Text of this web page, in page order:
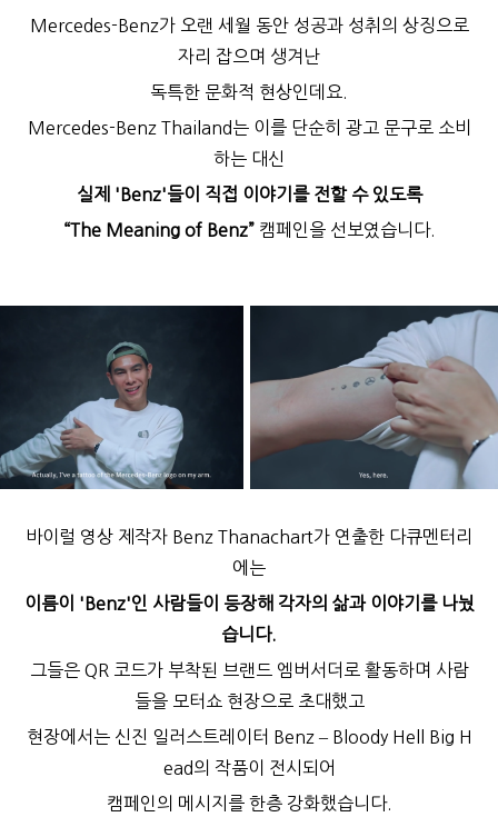
Mercedes-Benz가 오랜 세월 동안 성공과 성취의 상징으로
자리 잡으며 생겨난
독특한 문화적 현상인데요.
Mercedes-Benz Thailand는 이를 단순히 광고 문구로 소비
하는 대신
실제 'Benz'들이 직접 이야기를 전할 수 있도록
“The Meaning of Benz”캠페인을 선보였습니다.
바이럴 영상 제작자 Benz Thanachart가 연출한 다큐멘터리
에는
이름이 'Benz'인 사람들이 등장해 각자의 삶과 이야기를 나눴
습니다.
그들은 QR 코드가 부착된 브랜드 엠버서더로 활동하며 사람
들을 모터쇼 현장으로 초대했고
현장에서는 신진 일러스트레이터 Benz – Bloody Hell Big H
ead의 작품이 전시되어
캠페인의 메시지를 한층 강화했습니다.